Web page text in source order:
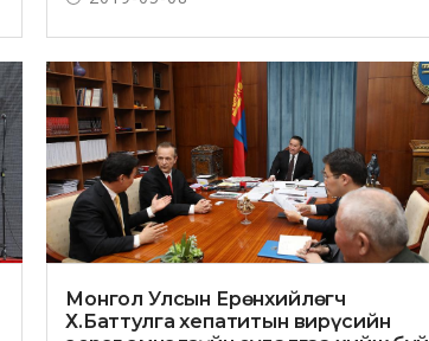
Монгол Улсын Ерөнхийлөгч
Х.Баттулга хепатитын вирүсийн